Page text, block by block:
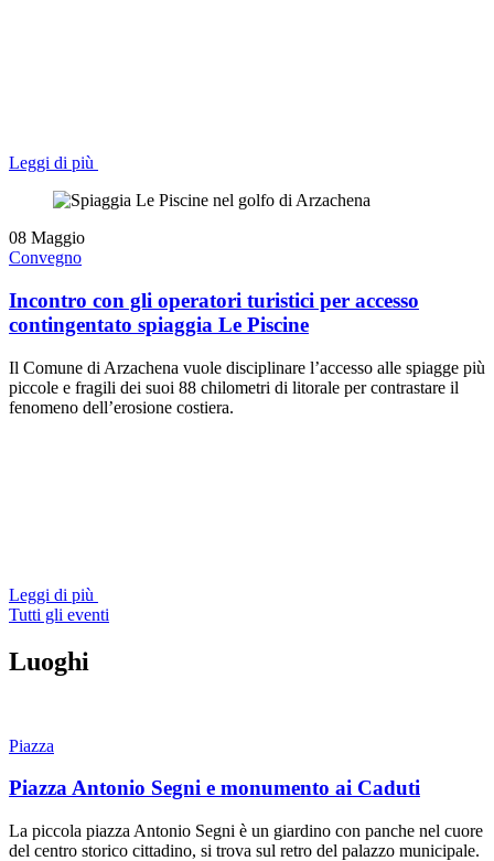
Leggi di più
08 Maggio
Convegno
Incontro con gli operatori turistici per accesso
contingentato spiaggia Le Piscine
Il Comune di Arzachena vuole disciplinare l’accesso alle spiagge più
piccole e fragili dei suoi 88 chilometri di litorale per contrastare il
fenomeno dell’erosione costiera.
Leggi di più
Tutti gli eventi
Luoghi
Piazza
Piazza Antonio Segni e monumento ai Caduti
La piccola piazza Antonio Segni è un giardino con panche nel cuore
del centro storico cittadino, si trova sul retro del palazzo municipale.